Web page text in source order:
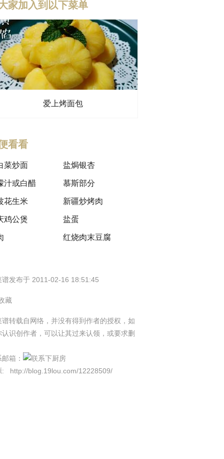
家加入到以下菜单
爱上烤面包
看看
菜炒面
汁或白醋
花生米
鸡公煲
盐焗银杏
慕斯部分
新疆炒烤肉
盐蛋
红烧肉末豆腐
谱发布于 2011-02-16 18:51:45
藏
谱转载自网络，并没有得到作者的授权，如
认识创作者，可以让其过来认领，或要求删
箱：
: http://blog.19lou.com/12228509/